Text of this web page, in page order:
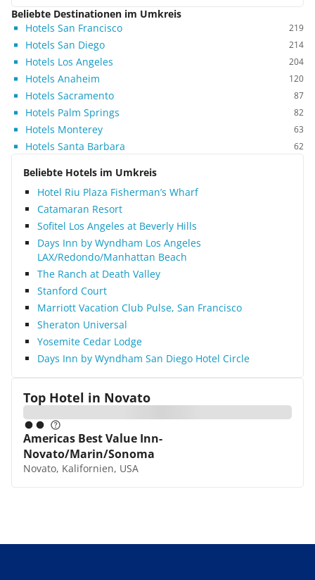
Beliebte Destinationen im Umkreis
Hotels San Francisco
219
Hotels San Diego 214
Hotels Los Angeles 204
Hotels Anaheim 120
Hotels Sacramento 87
Hotels Palm Springs 82
Hotels Monterey 63
Hotels Santa Barbara 62
Beliebte Hotels im Umkreis
Hotel Riu Plaza Fisherman’s Wharf
Catamaran Resort
Sofitel Los Angeles at Beverly Hills
Days Inn by Wyndham Los Angeles
LAX/Redondo/Manhattan Beach
The Ranch at Death Valley
Stanford Court
Marriott Vacation Club Pulse, San Francisco
Sheraton Universal
Yosemite Cedar Lodge
Days Inn by Wyndham San Diego Hotel Circle
Top Hotel in Novato
Americas Best Value Inn-
Novato/Marin/Sonoma
Novato, Kalifornien, USA